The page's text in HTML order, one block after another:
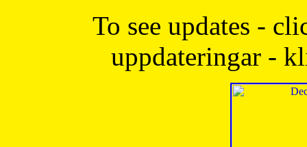
To see updates -
uppdateringar -